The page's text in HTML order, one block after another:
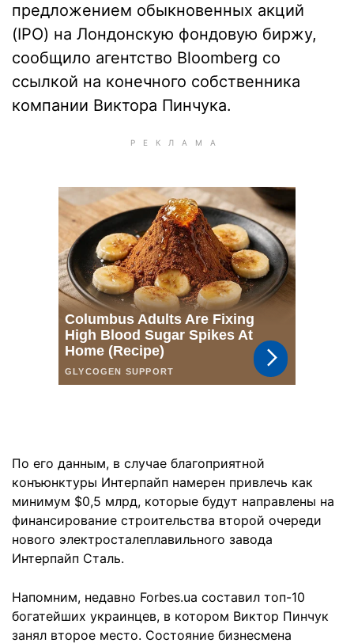
предложением обыкновенных акций
(IPO) на Лондонскую фондовую биржу,
сообщило агентство Bloomberg со
ссылкой на конечного собственника
компании Виктора Пинчука.
По его данным, в случае благоприятной
конъюнктуры Интерпайп намерен привлечь как
минимум $0,5 млрд, которые будут направлены на
финансирование строительства второй очереди
нового электросталеплавильного завода
Интерпайп Сталь.
Напомним, недавно Forbes.ua составил топ-10
богатейших украинцев, в котором Виктор Пинчук
занял второе место. Состояние бизнесмена